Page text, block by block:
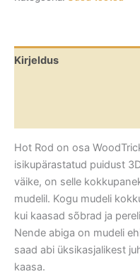
Kirjeldus
Hot Rod on osa
isikupärastatud puidust
väike, on selle
mudelil. Kogu mudeli
kui kaasad sõbrad ja
Nende abiga on mudeli
saad abi üksikasjalikest
kaasa.